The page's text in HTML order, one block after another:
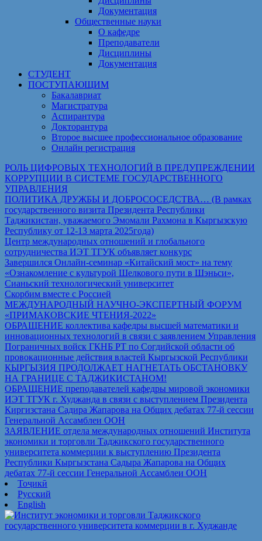
Документация
Общественные науки
О кафедре
Преподаватели
Дисциплины
Документация
СТУДЕНТ
ПОСТУПАЮЩИМ
Бакалавриат
Магистратура
Аспирантура
Докторантура
Второе высшее профессиональное образование
Онлайн регистрация
РОЛЬ ЦИФРОВЫХ ТЕХНОЛОГИЙ В ПРЕДУПРЕЖДЕНИИ
КОРРУПЦИИ В СИСТЕМЕ ГОСУДАРСТВЕННОГО
УПРАВЛЕНИЯ
ПОЛИТИКА ДРУЖБЫ И ДОБРОСОСЕДСТВА… (В рамках
государственного визита Президента Республики
Таджикистан, уважаемого Эмомали Рахмона в Кыргызскую
Республику от 12-13 марта 2025года)
Центр международных отношений и глобального
сотрудничества ИЭТ ТГУК объявляет конкурс
Завершился Онлайн-семинар «Китайский мост» на тему
«Ознакомление с культурой Шелкового пути в Шэньси»,
Сианьский технологический университет
Скорбим вместе с Россией
МЕЖДУНАРОДНЫЙ НАУЧНО-ЭКСПЕРТНЫЙ ФОРУМ
«ПРИМАКОВСКИЕ ЧТЕНИЯ-2022»
ОБРАЩЕНИЕ коллектива кафедры высшей математики и
инновационных технологий в связи с заявлением Управления
Пограничных войск ГКНБ РТ по Согдийской области об
провокационные действия властей Кыргызской Республики
КЫРГЫЗИЯ ПРОДОЛЖАЕТ НАГНЕТАТЬ ОБСТАНОВКУ
НА ГРАНИЦЕ С ТАДЖИКИСТАНОМ!
ОБРАЩЕНИЕ преподавателей кафедры мировой экономики
ИЭТ ТГУК г. Худжанда в связи с выступлением Президента
Киргизстана Садира Жапарова на Общих дебатах 77-й сессии
Генеральной Ассамблеи ООН
ЗАЯВЛЕНИЕ отдела международных отношений Института
экономики и торговли Таджикского государственного
университета коммерции к выступлению Президента
Республики Кыргызстана Садыра Жапарова на Общих
дебатах 77-й сессии Генеральной Ассамблеи ООН
Тоҷикӣ
Русский
English